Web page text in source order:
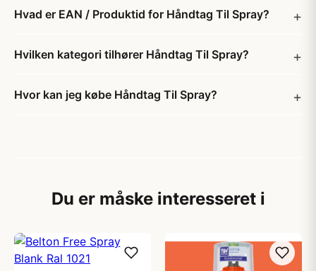
Hvad er EAN / Produktid for Håndtag Til Spray?
Hvilken kategori tilhører Håndtag Til Spray?
Hvor kan jeg købe Håndtag Til Spray?
Du er måske interesseret i